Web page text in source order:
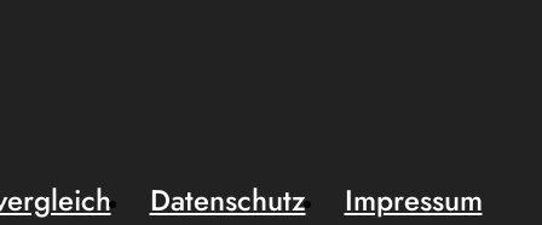
Datenschutz
Impressum